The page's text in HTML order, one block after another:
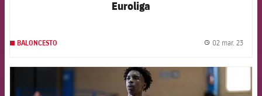
Euroliga
BALONCESTO 02 mar. 23
FCB Barcelona badge